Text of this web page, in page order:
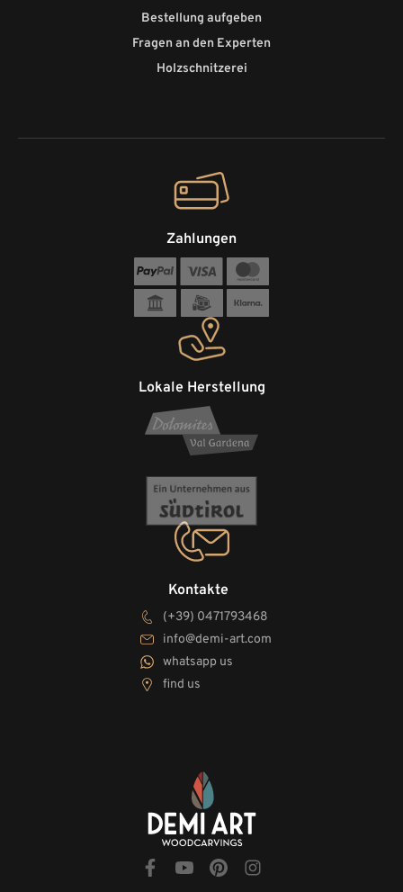
Bestellung aufgeben
Fragen an den Experten
Holzschnitzerei
Kontakte
(+39) 0471793468
info@demi-art.com
whatsapp us
find us
Lokale Herstellung
Zahlungen